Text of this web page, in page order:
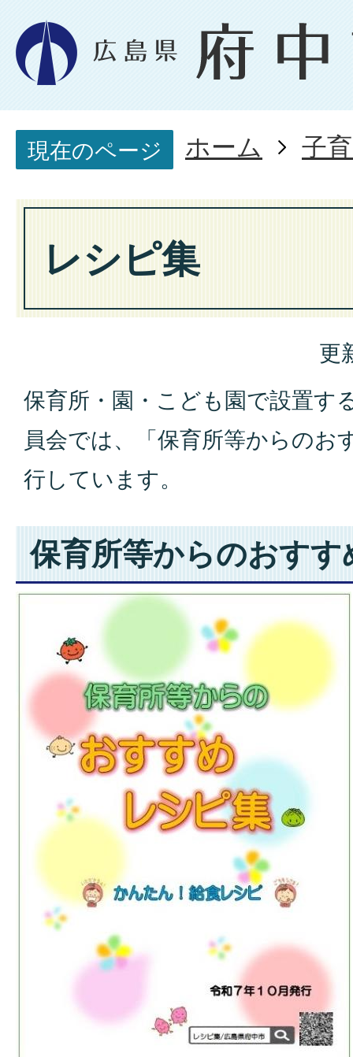
現在のページ ホーム 子
レシピ集
更
保育所・園・こども園で設置す
員会では、「保育所等からのお
行しています。
保育所等からのおすす